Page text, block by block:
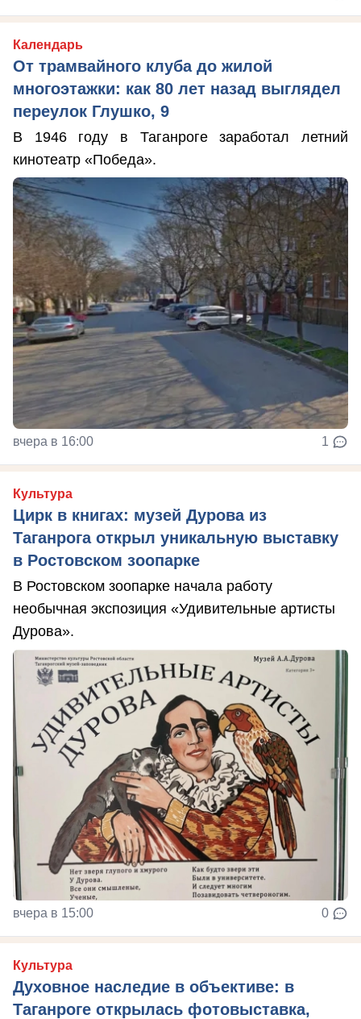
Календарь
От трамвайного клуба до жилой
многоэтажки: как 80 лет назад выглядел
переулок Глушко, 9
В 1946 году в Таганроге заработал летний
кинотеатр «Победа».
вчера в 16:00 1
Культура
Цирк в книгах: музей Дурова из
Таганрога открыл уникальную выставку
в Ростовском зоопарке
В Ростовском зоопарке начала работу
необычная экспозиция «Удивительные артисты
Дурова».
вчера в 15:00 0
Культура
Духовное наследие в объективе: в
Таганроге открылась фотовыставка,